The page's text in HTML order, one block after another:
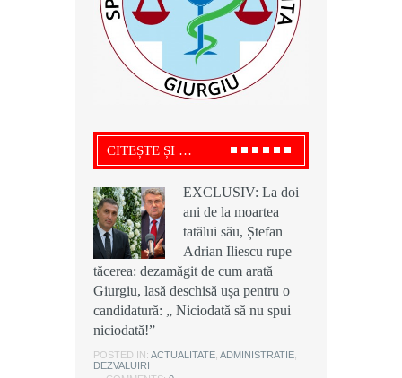
CITEȘTE ȘI …
EXCLUSIV: La doi
ani de la moartea
tatălui său, Ștefan
Adrian Iliescu rupe
tăcerea: dezamăgit de cum arată
Giurgiu, lasă deschisă ușa pentru o
candidatură: „ Niciodată să nu spui
niciodată!”
POSTED IN: ACTUALITATE ADMINISTRATIE
DEZVALUIRI
EXCLUSIV: La doi
ani de la moartea
tatălui său, Ștefan
Adrian Iliescu rupe
tăcerea: dezamăgit de cum arată
Giurgiu, lasă deschisă ușa pentru o
candidatură: „ Niciodată să nu spui
niciodată!”
POSTED IN: ACTUALITATE ADMINISTRATIE
DEZVALUIRI
EXCLUSIV: La doi
ani de la moartea
tatălui său, Ștefan
Adrian Iliescu rupe
tăcerea: dezamăgit de cum arată
Giurgiu, lasă deschisă ușa pentru o
candidatură: „ Niciodată să nu spui
niciodată!”
POSTED IN: ACTUALITATE ADMINISTRATIE
DEZVALUIRI